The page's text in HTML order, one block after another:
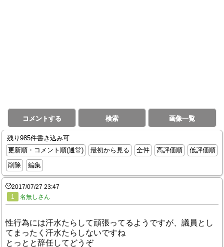
コメントする 検索 画像一覧
残り985件書き込み可
更新順・コメント順(通常)
最初から見る 全件 高評価順
低評価順
削除
編集
2017/07/27 23:47
1
名無しさん
性行為には汗水たらして頑張ってるようですが、議員とし
てまったく汗水たらしないですね
とっとと辞任してどうぞ